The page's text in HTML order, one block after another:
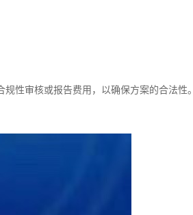
性审核或报告费用，以确保方案的合法性。